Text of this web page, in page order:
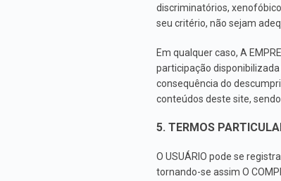
discriminatórios,
seu critério, não sejam
Em qualquer caso, A
participação disponibilizada
consequência do
conteúdos deste site,
5. TERMOS
O USUÁRIO pode se
tornando-se assim O